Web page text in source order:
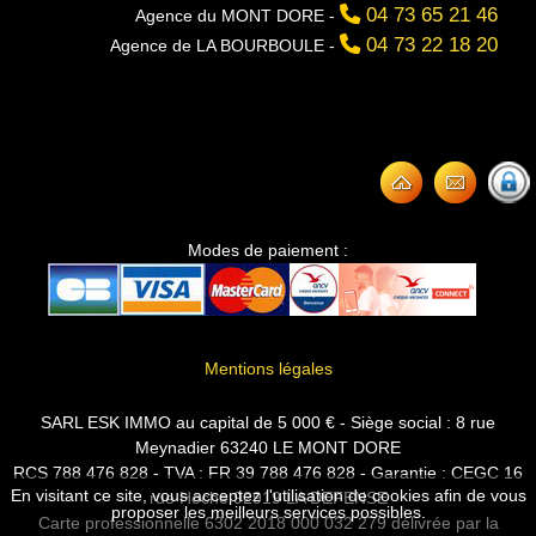
Agence du MONT DORE - 04 73 65 21 46
Agence de LA BOURBOULE - 04 73 22 18 20
Modes de paiement :
Mentions légales
SARL ESK IMMO au capital de 5 000 € - Siège social : 8 rue
Meynadier 63240 LE MONT DORE
RCS 788 476 828 - TVA : FR 39 788 476 828 - Garantie : CEGC 16
rue Hoche 92919 LA DEFENSE
Carte professionnelle 6302 2018 000 032 279 délivrée par la
En visitant ce site, vous acceptez l'utilisation de cookies afin de vous
proposer les meilleurs services possibles.